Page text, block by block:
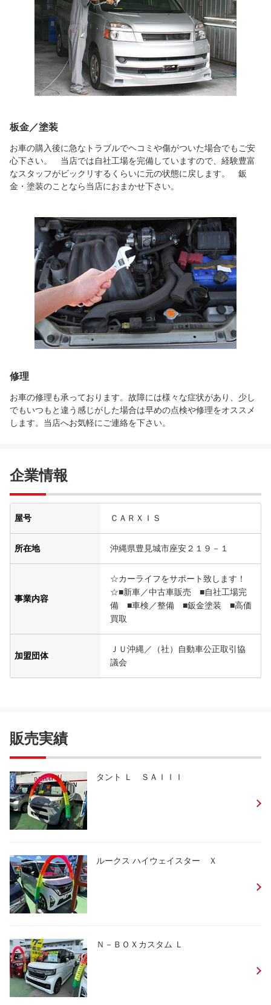
板金／塗装
お車の購入後に急なトラブルでヘコミや傷がついた場合でもご安
心下さい。 当店では自社工場を完備していますので、経験豊富
なスタッフがビックリするくらいに元の状態に戻します。 鈑
金・塗装のことなら当店におまかせ下さい。
修理
お車の修理も承っております。故障には様々な症状があり、少し
でもいつもと違う感じがした場合は早めの点検や修理をオススメ
します。当店へお気軽にご連絡を下さい。
企業情報
屋号 ＣＡＲＸＩＳ
所在地 沖縄県豊見城市座安２１９－１
事業内容
☆カーライフをサポート致します！
☆■新車／中古車販売 ■自社工場完
備 ■車検／整備 ■鈑金塗装 ■高価
買取
加盟団体
ＪＵ沖縄／（社）自動車公正取引協
議会
販売実績
タント Ｌ ＳＡＩＩＩ
ルークス ハイウェイスター Ｘ
Ｎ－ＢＯＸカスタム Ｌ